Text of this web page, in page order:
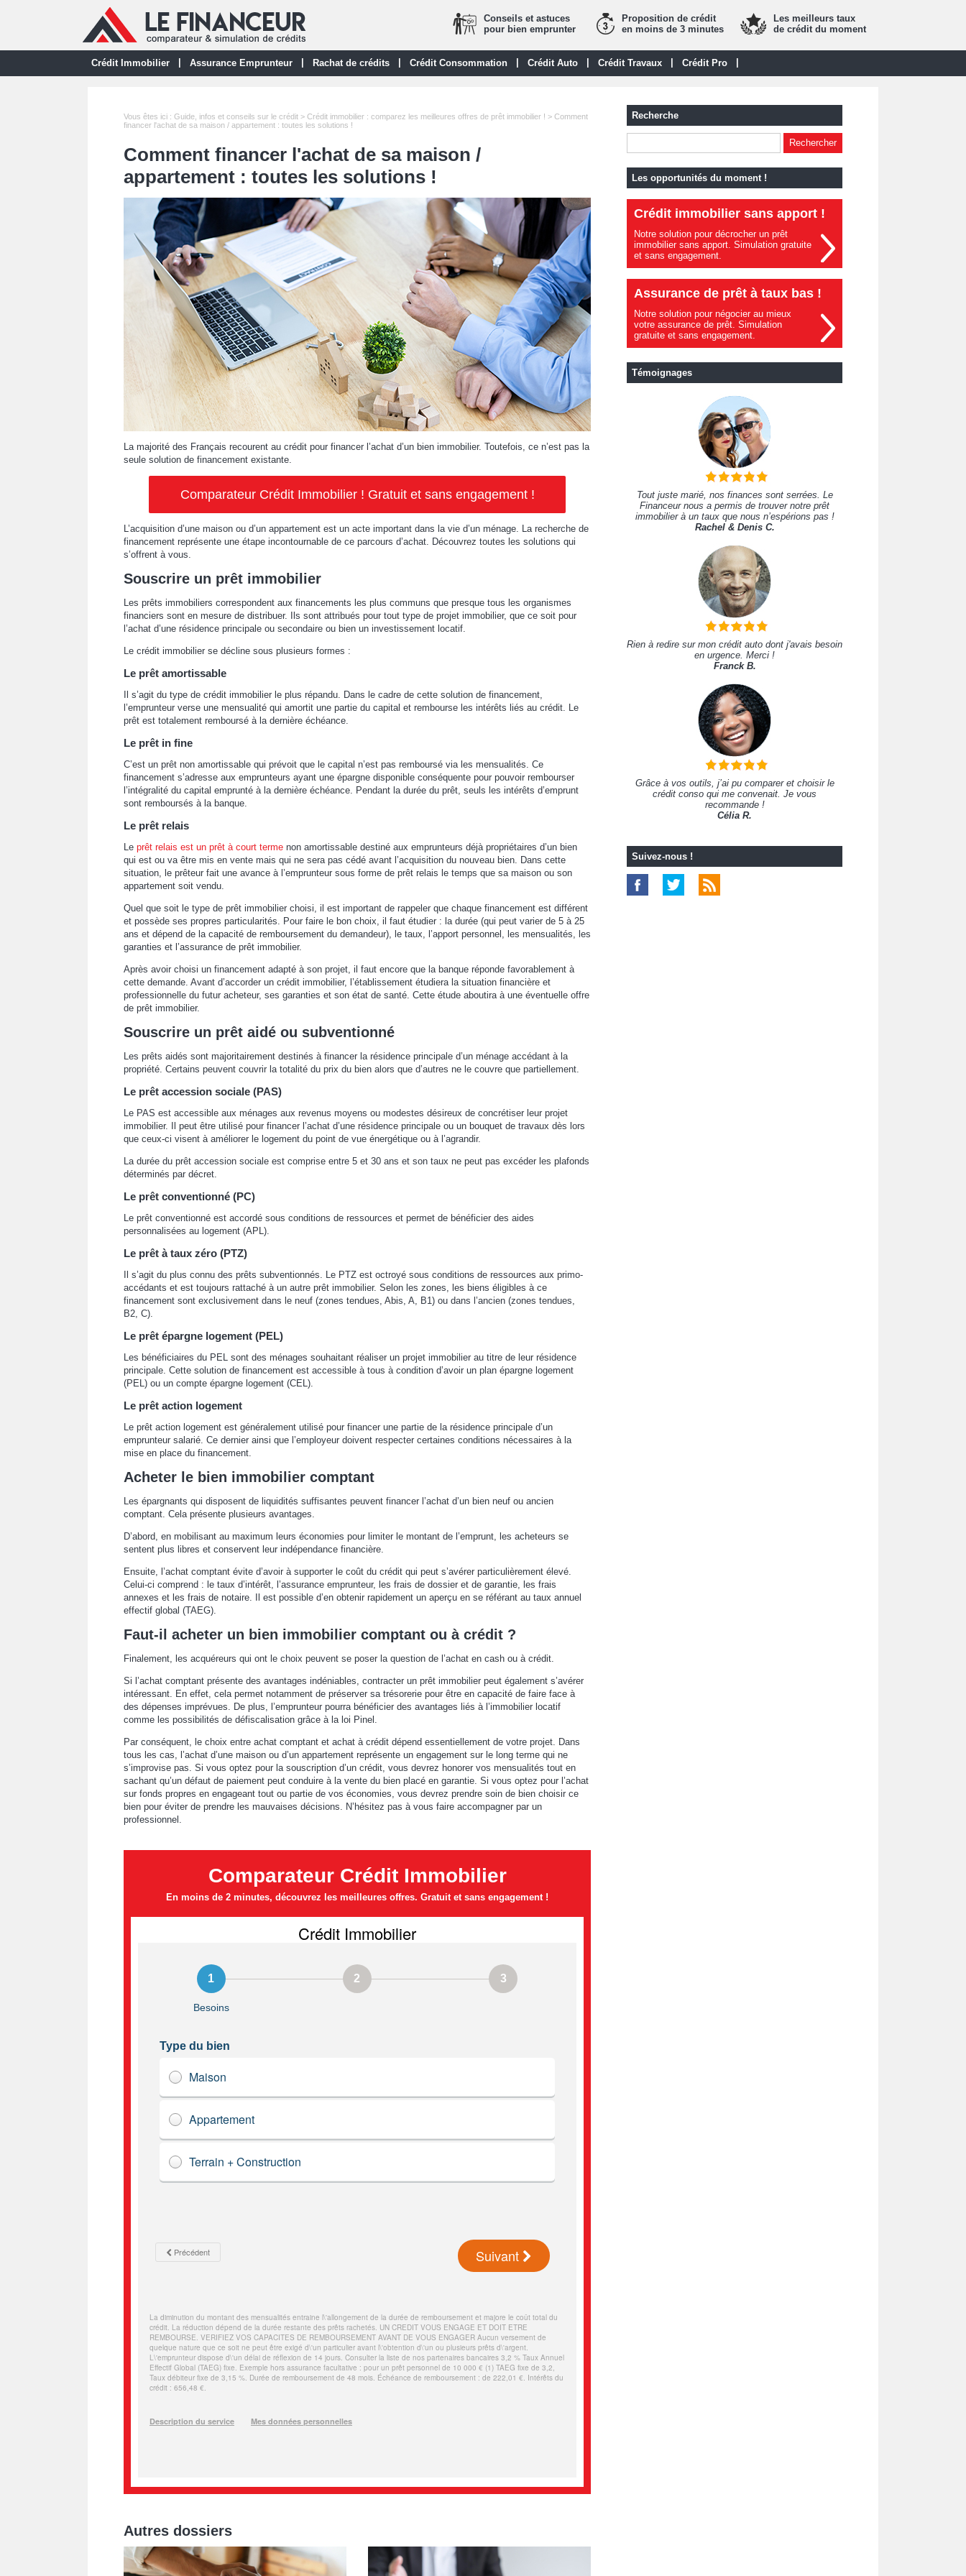
Les meilleurs taux
de crédit du moment
Conseils et astuces
pour bien emprunter
Proposition de crédit
en moins de 3 minutes
Crédit Immobilier Assurance Emprunteur Rachat de crédits Crédit Consommation Crédit Auto Crédit Travaux Crédit Pro
Vous êtes ici : Guide, infos et conseils sur le crédit > Crédit immobilier : comparez les meilleures offres de prêt immobilier ! > Comment
financer l'achat de sa maison / appartement : toutes les solutions !
Comment financer l'achat de sa maison /
appartement : toutes les solutions !
La majorité des Français recourent au crédit pour financer l’achat d’un bien immobilier. Toutefois, ce n’est pas la
seule solution de financement existante.
Comparateur Crédit Immobilier ! Gratuit et sans engagement !
L’acquisition d’une maison ou d’un appartement est un acte important dans la vie d’un ménage. La recherche de
financement représente une étape incontournable de ce parcours d’achat. Découvrez toutes les solutions qui
s’offrent à vous.
Souscrire un prêt immobilier
Les prêts immobiliers correspondent aux financements les plus communs que presque tous les organismes
financiers sont en mesure de distribuer. Ils sont attribués pour tout type de projet immobilier, que ce soit pour
l’achat d’une résidence principale ou secondaire ou bien un investissement locatif.
Le crédit immobilier se décline sous plusieurs formes :
Le prêt amortissable
Il s’agit du type de crédit immobilier le plus répandu. Dans le cadre de cette solution de financement,
l’emprunteur verse une mensualité qui amortit une partie du capital et rembourse les intérêts liés au crédit. Le
prêt est totalement remboursé à la dernière échéance.
Le prêt in fine
C’est un prêt non amortissable qui prévoit que le capital n’est pas remboursé via les mensualités. Ce
financement s’adresse aux emprunteurs ayant une épargne disponible conséquente pour pouvoir rembourser
l’intégralité du capital emprunté à la dernière échéance. Pendant la durée du prêt, seuls les intérêts d’emprunt
sont remboursés à la banque.
Le prêt relais
Le prêt relais est un prêt à court terme non amortissable destiné aux emprunteurs déjà propriétaires d’un bien
qui est ou va être mis en vente mais qui ne sera pas cédé avant l’acquisition du nouveau bien. Dans cette
situation, le prêteur fait une avance à l’emprunteur sous forme de prêt relais le temps que sa maison ou son
appartement soit vendu.
Quel que soit le type de prêt immobilier choisi, il est important de rappeler que chaque financement est différent
et possède ses propres particularités. Pour faire le bon choix, il faut étudier : la durée (qui peut varier de 5 à 25
ans et dépend de la capacité de remboursement du demandeur), le taux, l’apport personnel, les mensualités, les
garanties et l’assurance de prêt immobilier.
Après avoir choisi un financement adapté à son projet, il faut encore que la banque réponde favorablement à
cette demande. Avant d’accorder un crédit immobilier, l’établissement étudiera la situation financière et
professionnelle du futur acheteur, ses garanties et son état de santé. Cette étude aboutira à une éventuelle offre
de prêt immobilier.
Souscrire un prêt aidé ou subventionné
Les prêts aidés sont majoritairement destinés à financer la résidence principale d’un ménage accédant à la
propriété. Certains peuvent couvrir la totalité du prix du bien alors que d’autres ne le couvre que partiellement.
Le prêt accession sociale (PAS)
Le PAS est accessible aux ménages aux revenus moyens ou modestes désireux de concrétiser leur projet
immobilier. Il peut être utilisé pour financer l’achat d’une résidence principale ou un bouquet de travaux dès lors
que ceux-ci visent à améliorer le logement du point de vue énergétique ou à l’agrandir.
La durée du prêt accession sociale est comprise entre 5 et 30 ans et son taux ne peut pas excéder les plafonds
déterminés par décret.
Le prêt conventionné (PC)
Le prêt conventionné est accordé sous conditions de ressources et permet de bénéficier des aides
personnalisées au logement (APL).
Le prêt à taux zéro (PTZ)
Il s’agit du plus connu des prêts subventionnés. Le PTZ est octroyé sous conditions de ressources aux primo-
accédants et est toujours rattaché à un autre prêt immobilier. Selon les zones, les biens éligibles à ce
financement sont exclusivement dans le neuf (zones tendues, Abis, A, B1) ou dans l’ancien (zones tendues,
B2, C).
Le prêt épargne logement (PEL)
Les bénéficiaires du PEL sont des ménages souhaitant réaliser un projet immobilier au titre de leur résidence
principale. Cette solution de financement est accessible à tous à condition d’avoir un plan épargne logement
(PEL) ou un compte épargne logement (CEL).
Le prêt action logement
Le prêt action logement est généralement utilisé pour financer une partie de la résidence principale d’un
emprunteur salarié. Ce dernier ainsi que l’employeur doivent respecter certaines conditions nécessaires à la
mise en place du financement.
Acheter le bien immobilier comptant
Les épargnants qui disposent de liquidités suffisantes peuvent financer l’achat d’un bien neuf ou ancien
comptant. Cela présente plusieurs avantages.
D’abord, en mobilisant au maximum leurs économies pour limiter le montant de l’emprunt, les acheteurs se
sentent plus libres et conservent leur indépendance financière.
Ensuite, l’achat comptant évite d’avoir à supporter le coût du crédit qui peut s’avérer particulièrement élevé.
Celui-ci comprend : le taux d’intérêt, l’assurance emprunteur, les frais de dossier et de garantie, les frais
annexes et les frais de notaire. Il est possible d’en obtenir rapidement un aperçu en se référant au taux annuel
effectif global (TAEG).
Faut-il acheter un bien immobilier comptant ou à crédit ?
Finalement, les acquéreurs qui ont le choix peuvent se poser la question de l’achat en cash ou à crédit.
Si l’achat comptant présente des avantages indéniables, contracter un prêt immobilier peut également s’avérer
intéressant. En effet, cela permet notamment de préserver sa trésorerie pour être en capacité de faire face à
des dépenses imprévues. De plus, l’emprunteur pourra bénéficier des avantages liés à l’immobilier locatif
comme les possibilités de défiscalisation grâce à la loi Pinel.
Par conséquent, le choix entre achat comptant et achat à crédit dépend essentiellement de votre projet. Dans
tous les cas, l’achat d’une maison ou d’un appartement représente un engagement sur le long terme qui ne
s’improvise pas. Si vous optez pour la souscription d’un crédit, vous devrez honorer vos mensualités tout en
sachant qu’un défaut de paiement peut conduire à la vente du bien placé en garantie. Si vous optez pour l’achat
sur fonds propres en engageant tout ou partie de vos économies, vous devrez prendre soin de bien choisir ce
bien pour éviter de prendre les mauvaises décisions. N’hésitez pas à vous faire accompagner par un
professionnel.
Comparateur Crédit Immobilier
En moins de 2 minutes, découvrez les meilleures offres. Gratuit et sans engagement !
Autres dossiers
Recherche
Les opportunités du moment !
Crédit immobilier sans apport !
Notre solution pour décrocher un prêt
immobilier sans apport. Simulation gratuite
et sans engagement.
Assurance de prêt à taux bas !
Notre solution pour négocier au mieux
votre assurance de prêt. Simulation
gratuite et sans engagement.
Témoignages
Tout juste marié, nos finances sont serrées. Le
Financeur nous a permis de trouver notre prêt
immobilier à un taux que nous n’espérions pas !
Rachel & Denis C.
Rien à redire sur mon crédit auto dont j'avais besoin
en urgence. Merci !
Franck B.
Grâce à vos outils, j’ai pu comparer et choisir le
crédit conso qui me convenait. Je vous
recommande !
Célia R.
Suivez-nous !